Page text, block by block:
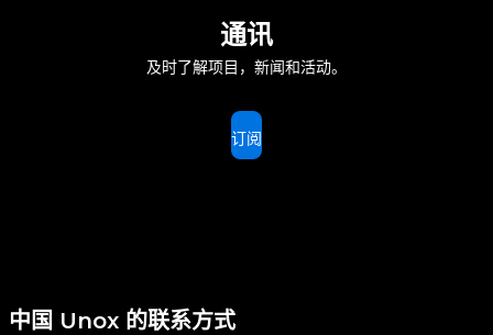
通讯
及时了解项目，新闻和活动。
订阅
中国 Unox 的联系方式